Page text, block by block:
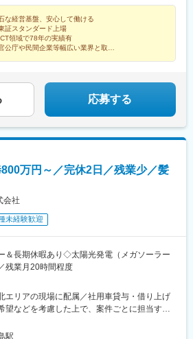
の販売、メンテナンスを通して、岩手県北、
展のお手伝いをして参りました。また機械だ
農薬、農業資材、建設機械の販売も行ってお
となら当社にて幅広くご提案、対応すること
時代に即した農業の発展、地域の発展に貢献
定める業務
業所】徳島県徳島市かちどき橋2-29-1 徳島伊
香川県高松市天神前10-1 高松天神前ビル【九
市博多区博多駅前1-18-7 博多電気ビル※受動
内全面禁煙）
な経営基盤、安心して働ける
証スタンダード上場
領域で78年の実績有
公庁や民間企業等幅広い業界と取引
モート可
士通パートナー
レックスタイム制度
応募する
万円～／完休2日／残業少／髪
会社
未経験歓迎
＆長期休暇あり◇太陽光発電（メガソーラー
残業月20時間程度
リアの現場に配属／社用車貸与・借り上げ
などを考慮した上で、案件ごとに担当する
現場あたり3～6カ月程度の期間常駐★借り
ご用意／日当も出ます★案件終了後、次の案
駅